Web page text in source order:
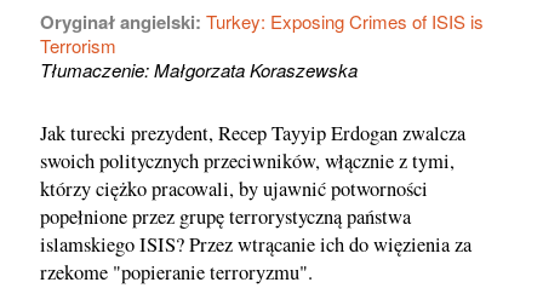
Oryginał angielski: Turkey: Exposing Crimes of ISIS is
Terrorism
Tłumaczenie: Małgorzata Koraszewska
Jak turecki prezydent, Recep Tayyip Erdogan zwalcza
swoich politycznych przeciwników, włącznie z tymi,
którzy ciężko pracowali, by ujawnić potworności
popełnione przez grupę terrorystyczną państwa
islamskiego ISIS? Przez wtrącanie ich do więzienia za
rzekome "popieranie terroryzmu".